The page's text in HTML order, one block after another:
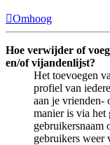
Omhoog
Hoe verwijder of
en/of vijandenlijst?
Het toevoegen
profiel van
aan je vrienden-
manier is via het
gebruikersnaam
gebruikers weer